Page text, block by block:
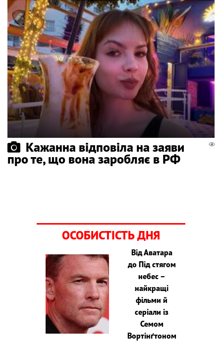
Кажанна відповіла на заяви
про те, що вона заробляє в РФ
ОСОБИСТІСТЬ ДНЯ
Від Аватара
до Під стягом
небес –
найкращі
фільми й
серіали із
Семом
Вортінґтоном